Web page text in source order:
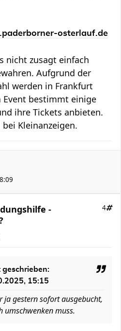
osterlauf.de
nicht zusagt einfach
Aufgrund der
werden in Frankfurt
Event bestimmt einige
ihre Tickets anbieten.
Kleinanzeigen.
-
4
geschrieben:
15:15
ja gestern sofort ausgebucht,
umschwenken muss.